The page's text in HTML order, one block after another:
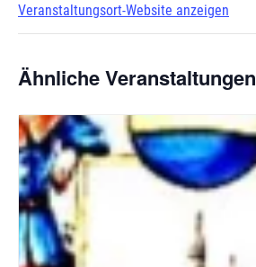
Veranstaltungsort-Website anzeigen
Ähnliche Veranstaltungen